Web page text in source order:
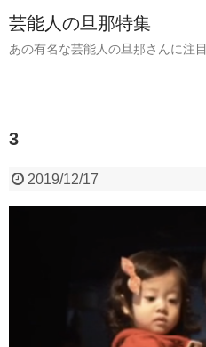
芸能人の旦那特集
あの有名な芸能人の旦那さんに注目
3
2019/12/17